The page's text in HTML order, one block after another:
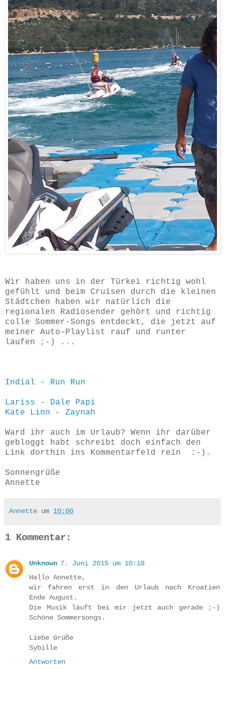
Wir haben uns in der Türkei richtig wohl
gefühlt und beim Cruisen durch die kleinen
Städtchen haben wir natürlich die
regionalen Radiosender gehört und richtig
colle Sommer-Songs entdeckt, die jetzt auf
meiner Auto-Playlist rauf und runter
laufen ;-) ...
Indial - Run Run
Lariss - Dale Papi
Kate Linn - Zaynah
Ward ihr auch im Urlaub? Wenn ihr darüber
gebloggt habt schreibt doch einfach den
Link dorthin ins Kommentarfeld rein :-).
Sonnengrüße
Annette
Annette um 10:00
1 Kommentar:
Unknown 7. Juni 2015 um 10:18
Hallo Annette,
wir fahren erst in den Urlaub nach Kroatien
Ende August.
Die Musik läuft bei mir jetzt auch gerade ;-)
Schöne Sommersongs.
Liebe Grüße
Sybille
Antworten